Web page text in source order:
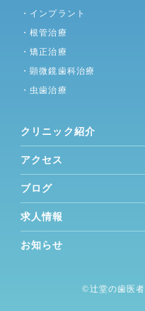
・インプラント
・根管治療
・矯正治療
・顕微鏡歯科治療
・虫歯治療
クリニック紹介
アクセス
ブログ
求人情報
お知らせ
©︎辻堂の歯医者